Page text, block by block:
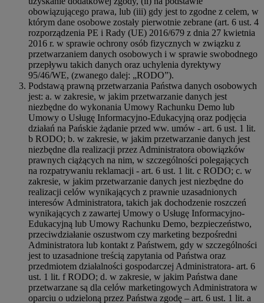
obowiązującego prawa, lub (iii) gdy jest to zgodne z celem, w
którym dane osobowe zostały pierwotnie zebrane (art. 6 ust. 4
rozporządzenia PE i Rady (UE) 2016/679 z dnia 27 kwietnia
2016 r. w sprawie ochrony osób fizycznych w związku z
przetwarzaniem danych osobowych i w sprawie swobodnego
przepływu takich danych oraz uchylenia dyrektywy
95/46/WE, (zwanego dalej: „RODO”).
Podstawą prawną przetwarzania Państwa danych osobowych
jest: a. w zakresie, w jakim przetwarzanie danych jest
niezbędne do wykonania Umowy Rachunku Demo lub
Umowy o Usługę Informacyjno-Edukacyjną oraz podjęcia
działań na Pańskie żądanie przed ww. umów - art. 6 ust. 1 lit.
b RODO; b. w zakresie, w jakim przetwarzanie danych jest
niezbędne dla realizacji przez Administratora obowiązków
prawnych ciążących na nim, w szczególności polegających
na rozpatrywaniu reklamacji - art. 6 ust. 1 lit. c RODO; c. w
zakresie, w jakim przetwarzanie danych jest niezbędne do
realizacji celów wynikających z prawnie uzasadnionych
interesów Administratora, takich jak dochodzenie roszczeń
wynikających z zawartej Umowy o Usługę Informacyjno-
Edukacyjną lub Umowy Rachunku Demo, bezpieczeństwo,
przeciwdziałanie oszustwom czy marketing bezpośredni
Administratora lub kontakt z Państwem, gdy w szczególności
jest to uzasadnione treścią zapytania od Państwa oraz
przedmiotem działalności gospodarczej Administratora- art. 6
ust. 1 lit. f RODO; d. w zakresie, w jakim Państwa dane
przetwarzane są dla celów marketingowych Administratora w
oparciu o udzieloną przez Państwa zgodę – art. 6 ust. 1 lit. a